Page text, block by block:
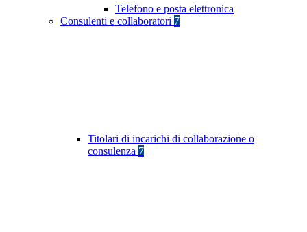
Telefono e posta elettronica
Consulenti e collaboratori 7
Titolari di incarichi di collaborazione o
consulenza 7